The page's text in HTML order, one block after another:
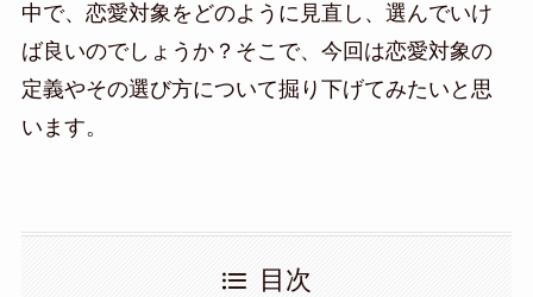
中で、恋愛対象をどのように見直し、選んでいけ
ば良いのでしょうか？そこで、今回は恋愛対象の
定義やその選び方について掘り下げてみたいと思
います。
目次